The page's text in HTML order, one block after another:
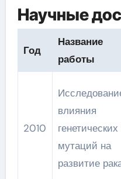
Научные
Год
Название
работы
2010
влияния
генетических
мутаций на
развитие